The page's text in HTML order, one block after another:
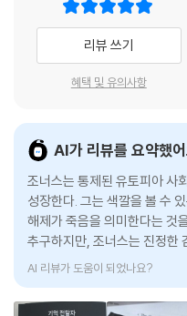
모두가 똑같은 형태의 가족을 가
사회의 어느 마을을 배경으로 펼
이 되는 생일날 ‘기억 보유자’라
에서 유일하게 과거의 모든 기억
할이다. 선임 기억 보유자는 이
기억을 전해 준다. 이 과정에서
감정들을 경험하게 된다. 감추어
모습을 통해 작가는 진정 행복한
정도까지 허용될 수 있는지 질문
래 사회를 표현하기 위해 단어 하
‘늘 같음 상태’ 등 새로운 단어를
내 준다.
리뷰 쓰기
혜택 및 유의사항
AI가 리뷰를 요약했
조너스는 통제된 유토피아 사
성장한다. 그는 색깔을 볼 수
해제가 죽음을 의미한다는 것
추구하지만, 조너스는 진정한
AI 리뷰가 도움이 되었나요?